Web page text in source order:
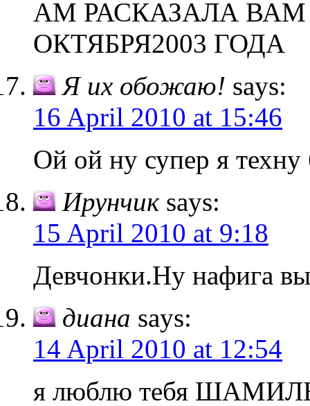
АМ РАСКАЗАЛА ВАМ
ОКТЯБРЯ2003 ГОДА
Я их обожаю! says:
16 April 2010 at 15:46
Ой ой ну супер я
Ирунчик says:
15 April 2010 at 9:18
Девчонки.Ну нафига вы
диана says:
14 April 2010 at 12:54
я люблю тебя